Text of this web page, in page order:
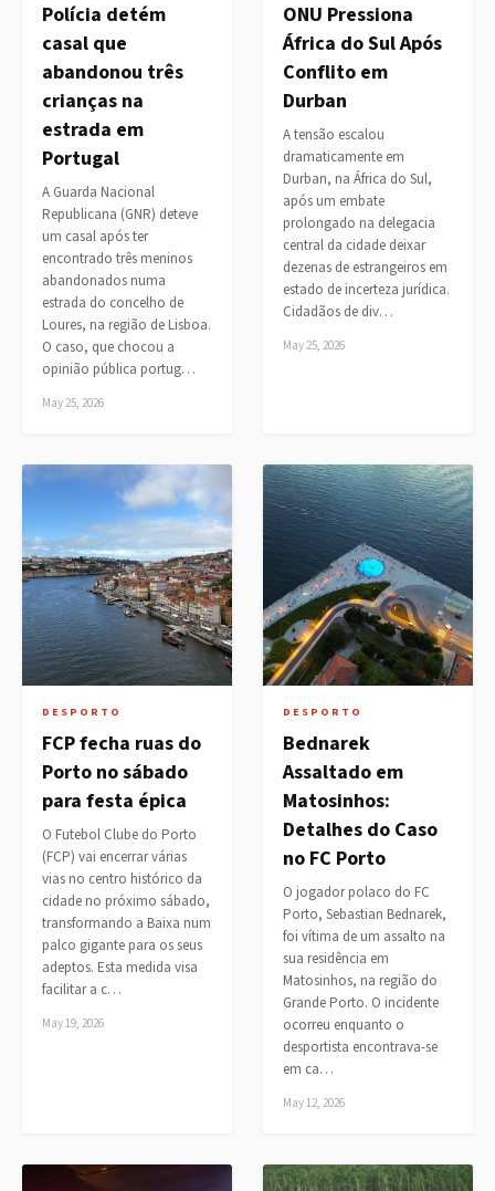
Polícia detém
casal que
abandonou três
crianças na
estrada em
Portugal
A Guarda Nacional
Republicana (GNR) deteve
um casal após ter
encontrado três meninos
abandonados numa
estrada do concelho de
Loures, na região de Lisboa.
O caso, que chocou a
opinião pública portug…
May 25, 2026
ONU Pressiona
África do Sul Após
Conflito em
Durban
A tensão escalou
dramaticamente em
Durban, na África do Sul,
após um embate
prolongado na delegacia
central da cidade deixar
dezenas de estrangeiros em
estado de incerteza jurídica.
Cidadãos de div…
May 25, 2026
DESPORTO
FCP fecha ruas do
Porto no sábado
para festa épica
O Futebol Clube do Porto
(FCP) vai encerrar várias
vias no centro histórico da
cidade no próximo sábado,
transformando a Baixa num
palco gigante para os seus
adeptos. Esta medida visa
facilitar a c…
May 19, 2026
DESPORTO
Bednarek
Assaltado em
Matosinhos:
Detalhes do Caso
no FC Porto
O jogador polaco do FC
Porto, Sebastian Bednarek,
foi vítima de um assalto na
sua residência em
Matosinhos, na região do
Grande Porto. O incidente
ocorreu enquanto o
desportista encontrava-se
em ca…
May 12, 2026